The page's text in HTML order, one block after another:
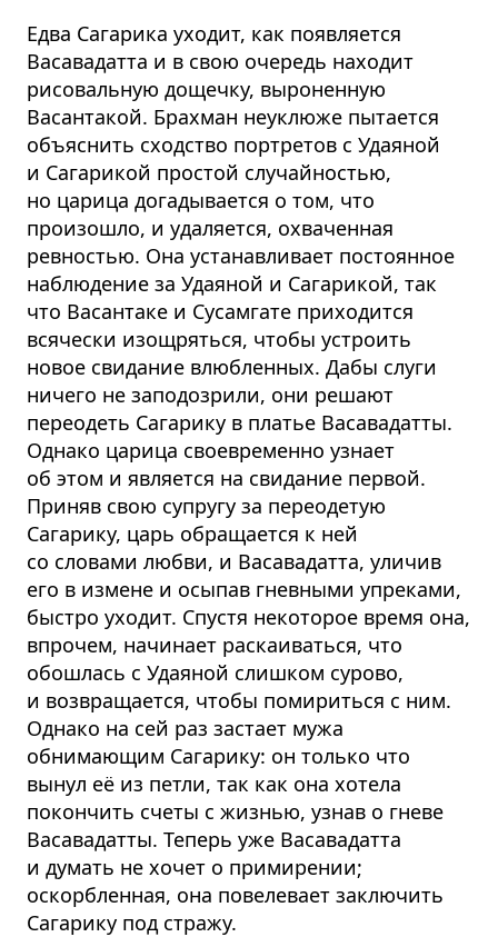
Едва Сагарика уходит, как появляется
Васавадатта и в свою очередь находит
рисовальную дощечку, выроненную
Васантакой. Брахман неуклюже пытается
объяснить сходство портретов с Удаяной
и Сагарикой простой случайностью,
но царица догадывается о том, что
произошло, и удаляется, охваченная
ревностью. Она устанавливает постоянное
наблюдение за Удаяной и Сагарикой, так
что Васантаке и Сусамгате приходится
всячески изощряться, чтобы устроить
новое свидание влюбленных. Дабы слуги
ничего не заподозрили, они решают
переодеть Сагарику в платье Васавадатты.
Однако царица своевременно узнает
об этом и является на свидание первой.
Приняв свою супругу за переодетую
Сагарику, царь обращается к ней
со словами любви, и Васавадатта, уличив
его в измене и осыпав гневными упреками,
быстро уходит. Спустя некоторое время она,
впрочем, начинает раскаиваться, что
обошлась с Удаяной слишком сурово,
и возвращается, чтобы помириться с ним.
Однако на сей раз застает мужа
обнимающим Сагарику: он только что
вынул её из петли, так как она хотела
покончить счеты с жизнью, узнав о гневе
Васавадатты. Теперь уже Васавадатта
и думать не хочет о примирении;
оскорбленная, она повелевает заключить
Сагарику под стражу.